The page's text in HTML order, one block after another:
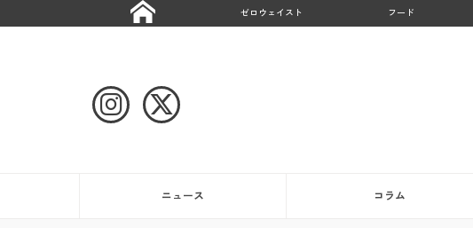
ゼロウェイスト フード
ニュース コラム